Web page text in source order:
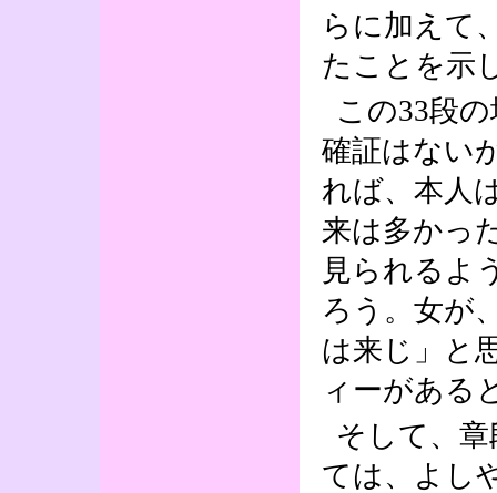
らに加えて
たことを示
この33段
確証はない
れば、本人
来は多かっ
見られるよ
ろう。女が
は来じ」と
ィーがある
そして、
ては、よし